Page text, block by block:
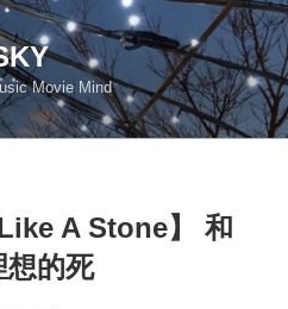
Movie Mind
A Stone】 和
想的死